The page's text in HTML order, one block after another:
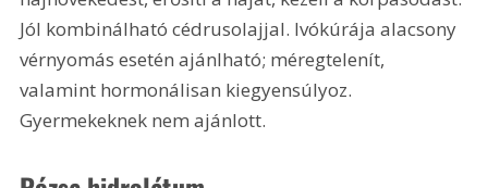
Jól kombinálható cédrusolajjal. Ivókúrája alacsony
vérnyomás esetén ajánlható; méregtelenít,
valamint hormonálisan kiegyensúlyoz.
Gyermekeknek nem ajánlott.